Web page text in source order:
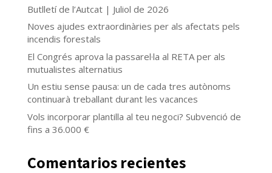
Butlletí de l’Autcat | Juliol de 2026
Noves ajudes extraordinàries per als afectats pels
incendis forestals
El Congrés aprova la passarel·la al RETA per als
mutualistes alternatius
Un estiu sense pausa: un de cada tres autònoms
continuarà treballant durant les vacances
Vols incorporar plantilla al teu negoci? Subvenció de
fins a 36.000 €
Comentarios recientes